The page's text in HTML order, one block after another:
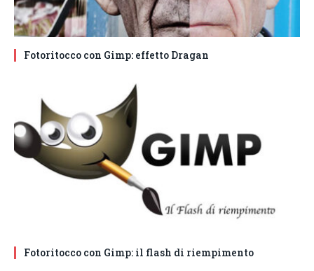
Fotoritocco con Gimp: effetto Dragan
Fotoritocco con Gimp: il flash di riempimento